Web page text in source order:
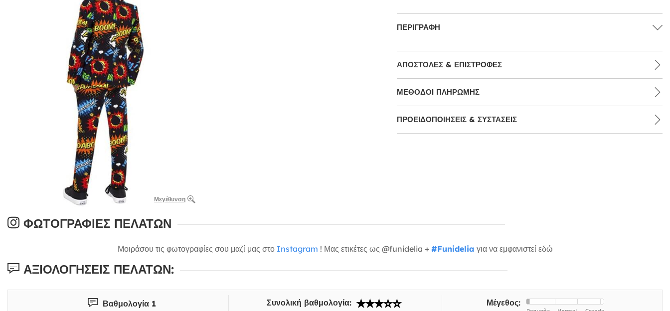
Μεγέθυνση
ΠΕΡΙΓΡΑΦΉ
ΑΠΟΣΤΟΛΈΣ & ΕΠΙΣΤΡΟΦΈΣ
ΜΕΘΌΔΟΙ ΠΛΗΡΩΜΉΣ
ΠΡΟΕΙΔΟΠΟΙΉΣΕΙΣ & ΣΥΣΤΆΣΕΙΣ
ΦΩΤΟΓΡΑΦΊΕΣ ΠΕΛΑΤΏΝ
Μοιράσου τις φωτογραφίες σου μαζί μας στο Instagram ! Μας ετικέτες ως @funidelia + #Funidelia για να εμφανιστεί εδώ
ΑΞΙΟΛΟΓΉΣΕΙΣ ΠΕΛΑΤΏΝ:
Βαθμολογία 1 Συνολική βαθμολογία: Μέγεθος: